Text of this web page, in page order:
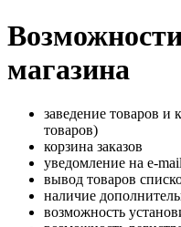
магазина
заведение товаров и
товаров)
корзина заказов
уведомление на e-
вывод товаров
наличие
возможность